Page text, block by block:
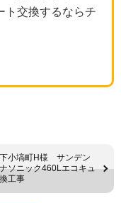
ト交換するならチ
小塙町H様 サンデン
ソニック460Lエコキュ
工事